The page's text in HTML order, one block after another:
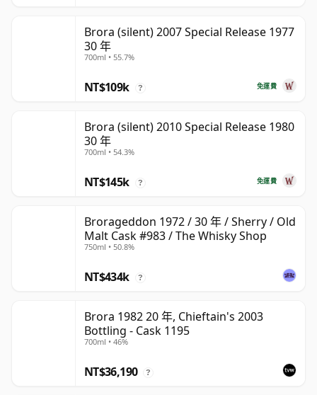
Brora (silent) 2007 Special Release 1977
30 年
700ml • 55.7%
免運費
NT$109k ?
Brora (silent) 2010 Special Release 1980
30 年
700ml • 54.3%
免運費
NT$145k ?
Brorageddon 1972 / 30 年 / Sherry / Old
Malt Cask #983 / The Whisky Shop
750ml • 50.8%
NT$434k ?
Brora 1982 20 年, Chieftain's 2003
Bottling - Cask 1195
700ml • 46%
NT$36,190 ?